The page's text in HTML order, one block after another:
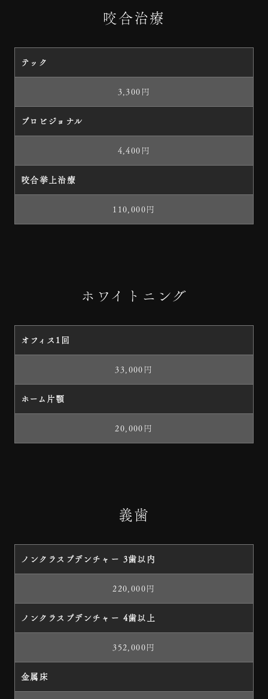
咬合治療
テック
3,300円
プロビジョナル
4,400円
咬合挙上治療
110,000円
ホワイトニング
オフィス1回
33,000円
ホーム片顎
20,000円
義歯
ノンクラスプデンチャー 3歯以内
220,000円
ノンクラスプデンチャー 4歯以上
352,000円
金属床